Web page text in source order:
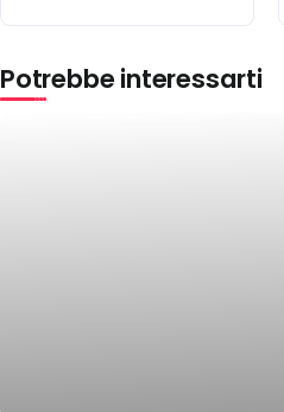
Potrebbe interessarti